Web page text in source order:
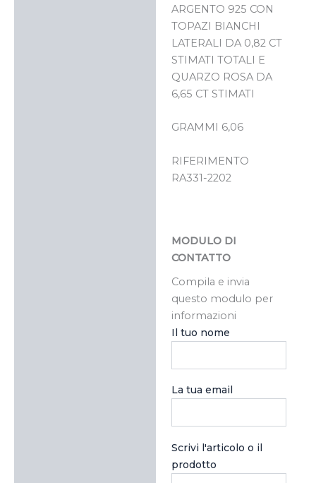
ARGENTO 925 CON
TOPAZI BIANCHI
LATERALI DA 0,82 CT
STIMATI TOTALI E
QUARZO ROSA DA
6,65 CT STIMATI
GRAMMI 6,06
RIFERIMENTO
RA331-2202
MODULO DI
CONTATTO
Compila e invia
questo modulo per
informazioni
Il tuo nome
La tua email
Scrivi l'articolo o il
prodotto